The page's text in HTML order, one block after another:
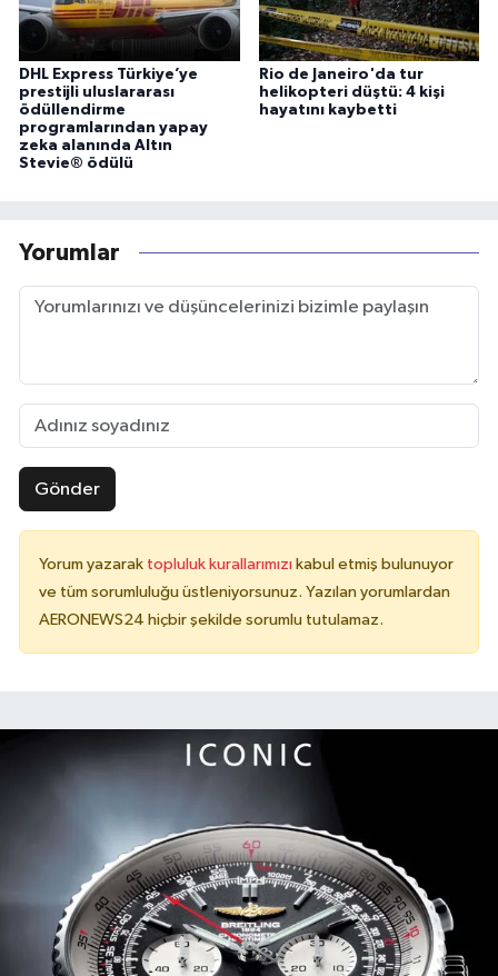
DHL Express Türkiye’ye
prestijli uluslararası
ödüllendirme
programlarından yapay
zeka alanında Altın
Stevie® ödülü
Rio de Janeiro'da tur
helikopteri düştü: 4 kişi
hayatını kaybetti
Yorumlar
Gönder
Yorum yazarak topluluk kurallarımızı kabul etmiş bulunuyor
ve tüm sorumluluğu üstleniyorsunuz. Yazılan yorumlardan
AERONEWS24 hiçbir şekilde sorumlu tutulamaz.